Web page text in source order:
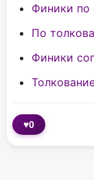
Финики по
По
Финики
♥0